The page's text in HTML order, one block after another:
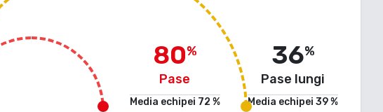
80%
Pase
Media echipei 72 %
36%
Pase lungi
Media echipei 39%